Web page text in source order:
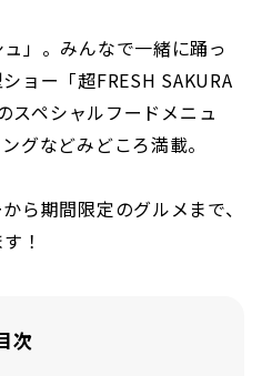
」。みんなで一緒に踊っ
ョー「超FRESH SAKURA
スペシャルフードメニュ
グなどみどころ満載。
ら期間限定のグルメまで、
！
次